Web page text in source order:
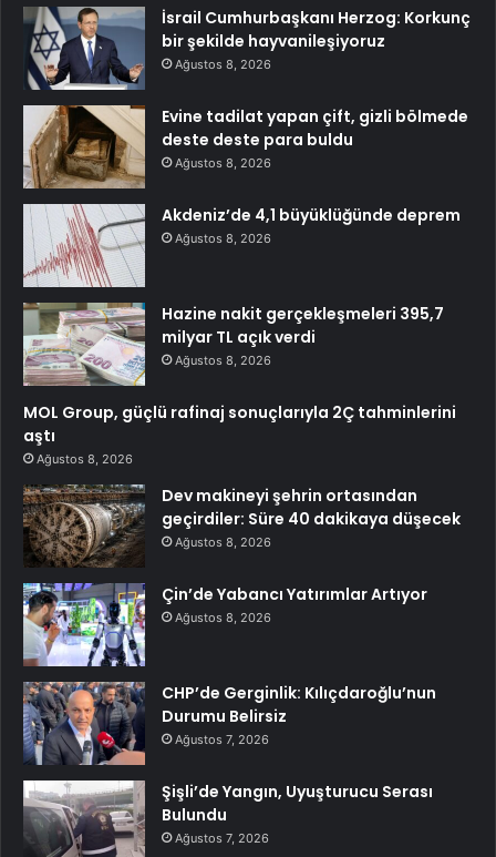
İsrail Cumhurbaşkanı Herzog: Korkunç
bir şekilde hayvanileşiyoruz
Ağustos 8, 2026
Evine tadilat yapan çift, gizli bölmede
deste deste para buldu
Ağustos 8, 2026
Akdeniz’de 4,1 büyüklüğünde deprem
Ağustos 8, 2026
Hazine nakit gerçekleşmeleri 395,7
milyar TL açık verdi
Ağustos 8, 2026
MOL Group, güçlü rafinaj sonuçlarıyla 2Ç tahminlerini
aştı
Ağustos 8, 2026
Dev makineyi şehrin ortasından
geçirdiler: Süre 40 dakikaya düşecek
Ağustos 8, 2026
Çin’de Yabancı Yatırımlar Artıyor
Ağustos 8, 2026
CHP’de Gerginlik: Kılıçdaroğlu’nun
Durumu Belirsiz
Ağustos 7, 2026
Şişli’de Yangın, Uyuşturucu Serası
Bulundu
Ağustos 7, 2026